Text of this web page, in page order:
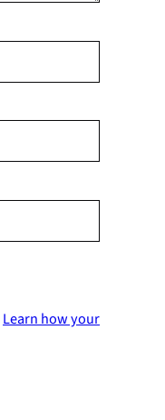
Learn how your